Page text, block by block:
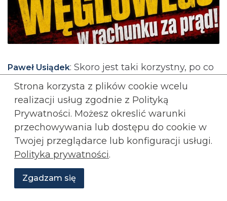
Paweł Usiądek: Skoro jest taki korzystny, po co
go ukrywać!? Minister Miłosz Motyka i rząd
Tuska właśnie wykreślili z projektu
rozporządzenia taryfowego obowiązek
informowania Polaków, ile dokładnie płacą za
unijny system handlu emisjami CO2 (ETS) – to
celowe zaciemnianie prawdy.
Rozwiń wpis...
Rozwińkomentarze (
Strona korzysta z plików cookie wcelu
realizacji usług zgodnie z Polityką
Prywatności. Możesz okreslić warunki
przechowywania lub dostępu do cookie w
Twojej przeglądarce lub konfiguracji usługi.
Polityka prywatności.
Zgadzam się